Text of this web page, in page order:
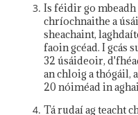
Is féidir go
chríochnaithe a
sheachaint,
faoin gcéad. I gcás
32 úsáideoir,
an chloig a thógáil,
20 nóiméad in
Tá rudaí ag teacht